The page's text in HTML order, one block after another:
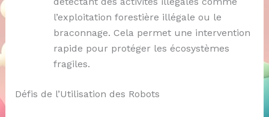
l’exploitation forestière illégale ou le
braconnage. Cela permet une intervention
rapide pour protéger les écosystèmes
fragiles.
Défis de l’Utilisation des Robots